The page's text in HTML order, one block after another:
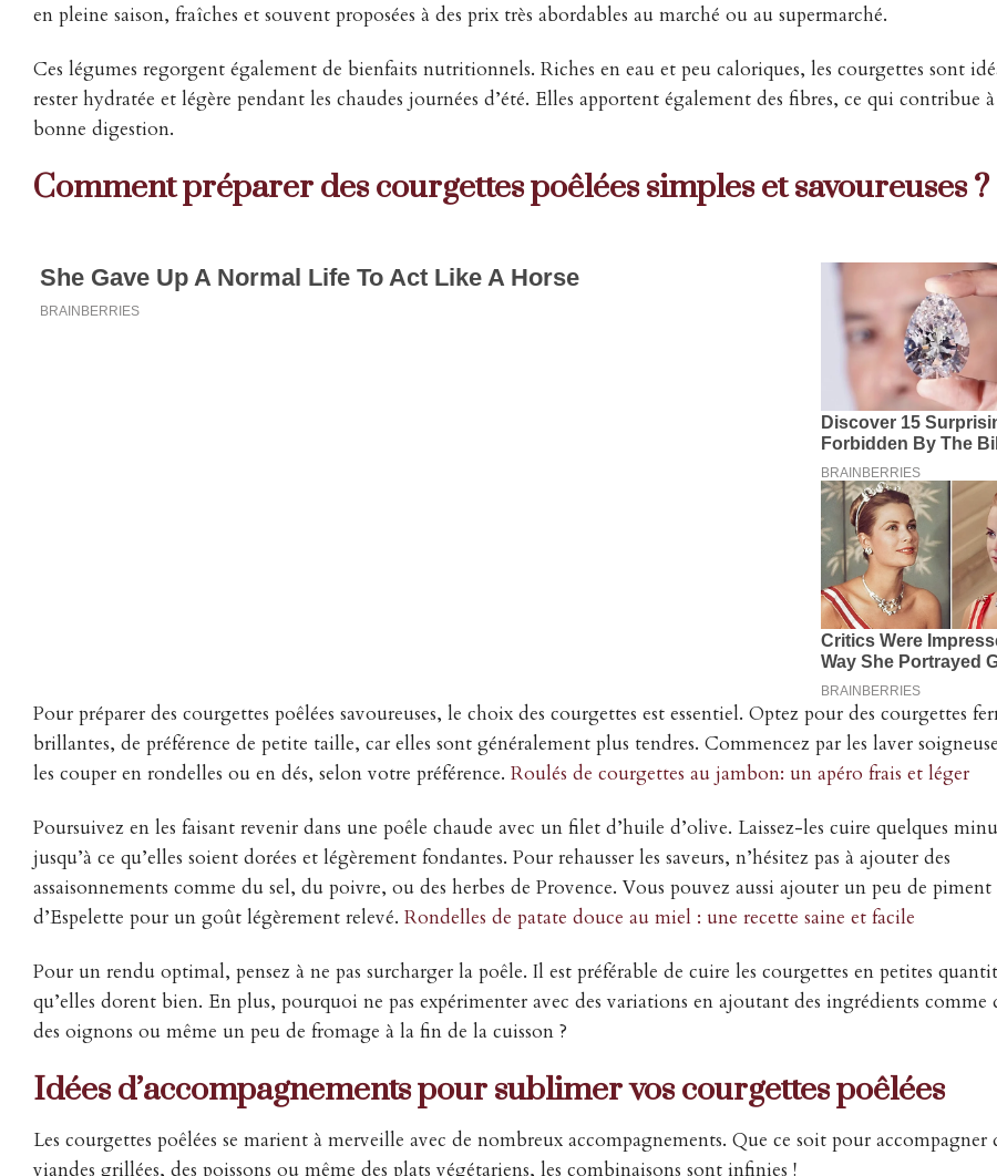
en pleine saison, fraîches et souvent proposées à des prix très abordables au marché ou au supermarché.
Ces légumes regorgent également de bienfaits nutritionnels. Riches en eau et peu caloriques, les courgettes sont
rester hydratée et légère pendant les chaudes journées d’été. Elles apportent également des fibres, ce qui contribue
bonne digestion.
Comment préparer des courgettes poêlées simples et savoureuses ?
Pour préparer des courgettes poêlées savoureuses, le choix des courgettes est essentiel. Optez pour des courgettes
brillantes, de préférence de petite taille, car elles sont généralement plus tendres. Commencez par les laver
les couper en rondelles ou en dés, selon votre préférence. Roulés de courgettes au jambon: un apéro frais et léger
Poursuivez en les faisant revenir dans une poêle chaude avec un filet d’huile d’olive. Laissez-les cuire quelques
jusqu’à ce qu’elles soient dorées et légèrement fondantes. Pour rehausser les saveurs, n’hésitez pas à ajouter des
assaisonnements comme du sel, du poivre, ou des herbes de Provence. Vous pouvez aussi ajouter un peu de piment
d’Espelette pour un goût légèrement relevé. Rondelles de patate douce au miel : une recette saine et facile
Pour un rendu optimal, pensez à ne pas surcharger la poêle. Il est préférable de cuire les courgettes en petites
qu’elles dorent bien. En plus, pourquoi ne pas expérimenter avec des variations en ajoutant des ingrédients comme
des oignons ou même un peu de fromage à la fin de la cuisson ?
Idées d’accompagnements pour sublimer vos courgettes poêlées
Les courgettes poêlées se marient à merveille avec de nombreux accompagnements. Que ce soit pour accompagner
viandes grillées, des poissons ou même des plats végétariens, les combinaisons sont infinies !